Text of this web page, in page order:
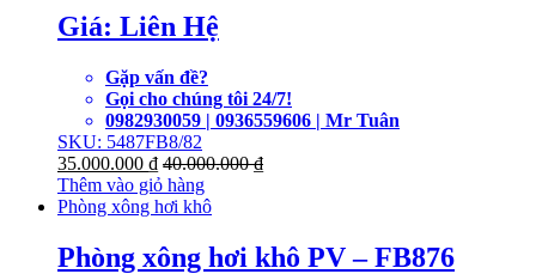
Giá: Liên Hệ
Gặp vấn đề?
Gọi cho chúng tôi 24/7!
0982930059 | 0936559606 | Mr Tuân
SKU: 5487FB8/82
35.000.000 ₫ 40.000.000₫
Thêm vào giỏ hàng
Phòng xông hơi khô
Phòng xông hơi khô PV – FB876